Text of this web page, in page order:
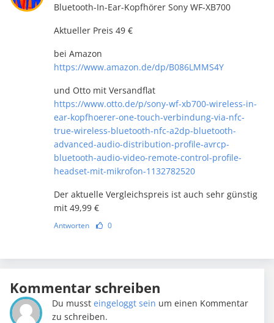
Bluetooth-In-Ear-Kopfhörer Sony WF-XB700
Aktueller Preis 49 €
bei Amazon
https://www.amazon.de/dp/B086LMMS4Y
und Otto mit Versandflat
https://www.otto.de/p/sony-wf-xb700-wireless-in-
ear-kopfhoerer-one-touch-verbindung-via-nfc-
true-wireless-bluetooth-nfc-a2dp-bluetooth-
advanced-audio-distribution-profile-avrcp-
bluetooth-audio-video-remote-control-profile-
headset-mit-mikrofon-1132782520
Der aktuelle Vergleichspreis ist auch sehr günstig
mit 49,99 €
Antworten 0
Kommentar schreiben
Du mussteingeloggt sein um einen Kommentar
zu schreiben.